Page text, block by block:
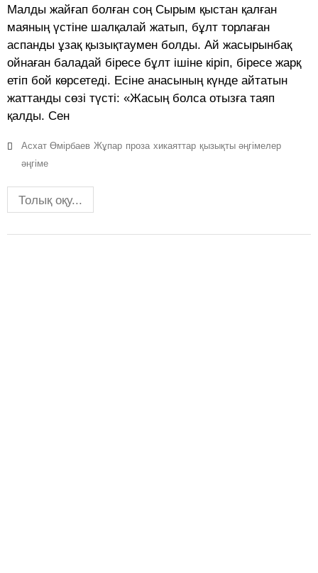
Малды жайғап болған соң Сырым қыстан қалған
маяның үстіне шалқалай жатып, бұлт торлаған
аспанды ұзақ қызықтаумен болды. Ай жасырынбақ
ойнаған баладай біресе бұлт ішіне кіріп, біресе жарқ
етіп бой көрсетеді. Есіне анасының күнде айтатын
жаттанды сөзі түсті: «Жасың болса отызға таяп
қалды. Сен
Асхат Өмірбаев Жұпар проза хикаяттар қызықты әңгімелер
әңгіме
Толық оқу...